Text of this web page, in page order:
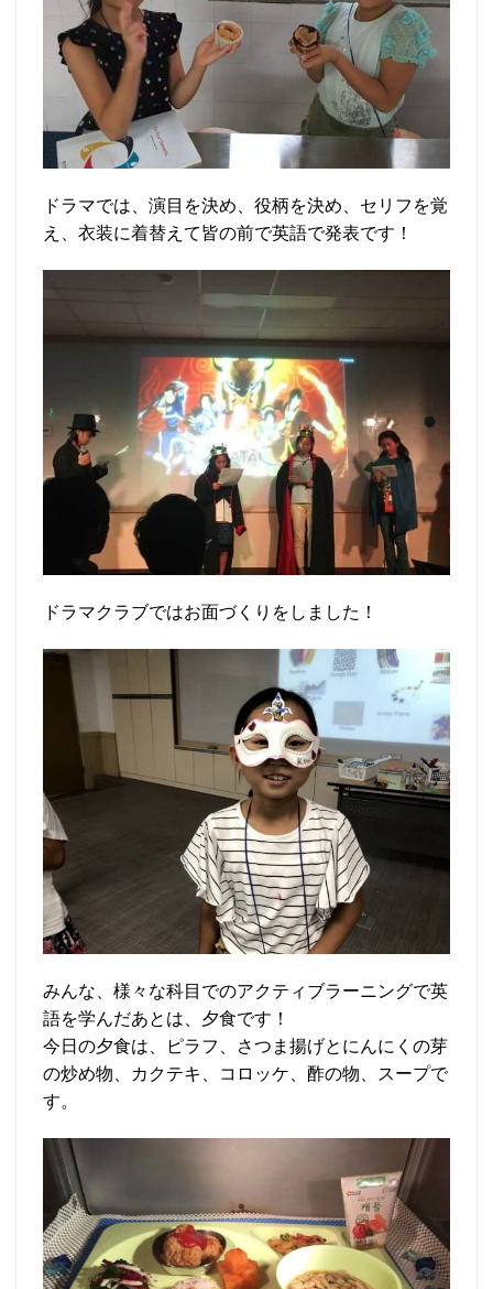
ドラマでは、演目を決め、役柄を決め、セリフを覚
え、衣装に着替えて皆の前で英語で発表です！
ドラマクラブではお面づくりをしました！
みんな、様々な科目でのアクティブラーニングで英
語を学んだあとは、夕食です！
今日の夕食は、ピラフ、さつま揚げとにんにくの芽
の炒め物、カクテキ、コロッケ、酢の物、スープで
す。